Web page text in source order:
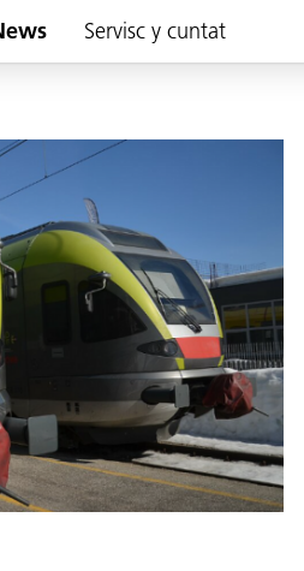
Servisc y cuntat